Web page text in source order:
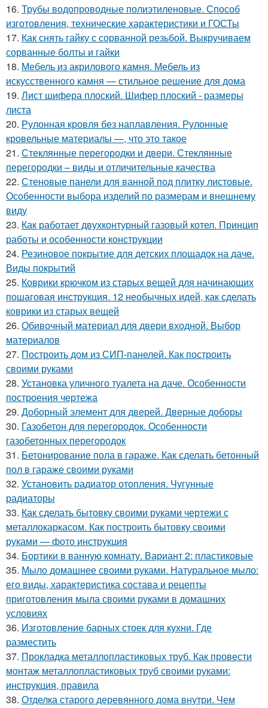
16. Трубы водопроводные полиэтиленовые. Способ
изготовления, технические характеристики и ГОСТы
17. Как снять гайку с сорванной резьбой. Выкручиваем
сорванные болты и гайки
18. Мебель из акрилового камня. Мебель из
искусственного камня — стильное решение для дома
19. Лист шифера плоский. Шифер плоский - размеры
листа
20. Рулонная кровля без наплавления. Рулонные
кровельные материалы —, что это такое
21. Стеклянные перегородки и двери. Стеклянные
перегородки – виды и отличительные качества
22. Стеновые панели для ванной под плитку листовые.
Особенности выбора изделий по размерам и внешнему
виду
23. Как работает двухконтурный газовый котел. Принцип
работы и особенности конструкции
24. Резиновое покрытие для детских площадок на даче.
Виды покрытий
25. Коврики крючком из старых вещей для начинающих
пошаговая инструкция. 12 необычных идей, как сделать
коврики из старых вещей
26. Обивочный материал для двери входной. Выбор
материалов
27. Построить дом из СИП-панелей. Как построить
своими руками
28. Установка уличного туалета на даче. Особенности
построения чертежа
29. Доборный элемент для дверей. Дверные доборы
30. Газобетон для перегородок. Особенности
газобетонных перегородок
31. Бетонирование пола в гараже. Как сделать бетонный
пол в гараже своими руками
32. Установить радиатор отопления. Чугунные
радиаторы
33. Как сделать бытовку своими руками чертежи с
металлокаркасом. Как построить бытовку своими
руками — фото инструкция
34. Бортики в ванную комнату. Вариант 2: пластиковые
35. Мыло домашнее своими руками. Натуральное мыло:
его виды, характеристика состава и рецепты
приготовления мыла своими руками в домашних
условиях
36. Изготовление барных стоек для кухни. Где
разместить
37. Прокладка металлопластиковых труб. Как провести
монтаж металлопластиковых труб своими руками:
инструкция, правила
38. Отделка старого деревянного дома внутри. Чем